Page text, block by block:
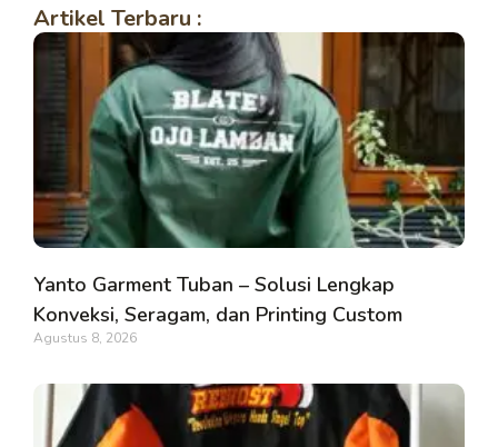
Artikel Terbaru :
Yanto Garment Tuban – Solusi Lengkap
Konveksi, Seragam, dan Printing Custom
Agustus 8, 2026